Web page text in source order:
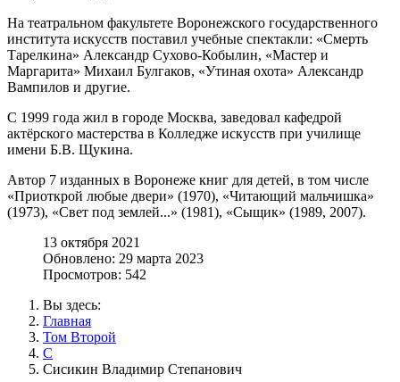
На театральном факультете Воронежского государственного
института искусств поставил учебные спектакли: «Смерть
Тарелкина» Александр Сухово-Кобылин, «Мастер и
Маргарита» Михаил Булгаков, «Утиная охота» Александр
Вампилов и другие.
С 1999 года жил в городе Москва, заведовал кафедрой
актёрского мастерства в Колледже искусств при училище
имени Б.В. Щукина.
Автор 7 изданных в Воронеже книг для детей, в том числе
«Приоткрой любые двери» (1970), «Читающий мальчишка»
(1973), «Свет под землей...» (1981), «Сыщик» (1989, 2007).
13 октября 2021
Обновлено: 29 марта 2023
Просмотров: 542
Вы здесь:
Главная
Том Второй
С
Сисикин Владимир Степанович